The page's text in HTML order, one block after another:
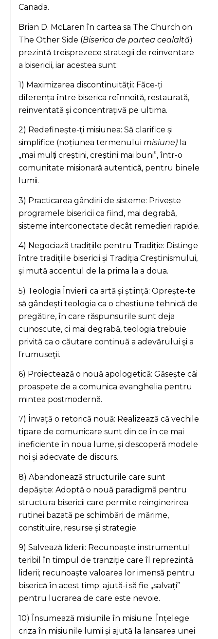
Canada.
Brian D. McLaren în cartea sa The Church on
The Other Side (Biserica de partea cealaltă)
prezintă treisprezece strategii de reinventare
a bisericii, iar acestea sunt:
1) Maximizarea discontinuității: Făce-ți
diferența între biserica reînnoită, restaurată,
reinventată și concentrațivă pe ultima.
2) Redefinește-ți misiunea: Să clarifice și
simplifice (noțiunea termenuluimisiune) la
„mai mulți creștini, creștini mai buni”, într-o
comunitate misionară autentică, pentru binele
lumii.
3) Practicarea gândirii de sisteme: Privește
programele bisericii ca fiind, mai degrabă,
sisteme interconectate decât remedieri rapide.
4) Negociază tradițiile pentru Tradiție: Distinge
între tradițiile bisericii și Tradiția Creștinismului,
și mută accentul de la prima la a doua.
5) Teologia Învierii ca artă și știință: Oprește-te
să gândești teologia ca o chestiune tehnică de
pregătire, în care răspunsurile sunt deja
cunoscute, ci mai degrabă, teologia trebuie
privită ca o căutare continuă a adevărului şi a
frumuseţii.
6) Proiectează o nouă apologetică: Găsește căi
proaspete de a comunica evanghelia pentru
mintea postmodernă.
7) Învață o retorică nouă: Realizează că vechile
tipare de comunicare sunt din ce în ce mai
ineficiente în noua lume, și descoperă modele
noi și adecvate de discurs.
8) Abandonează structurile care sunt
depășite: Adoptă o nouă paradigmă pentru
structura bisericii care permite reinginerirea
rutinei bazată pe schimbări de mărime,
constituire, resurse și strategie.
9) Salvează liderii: Recunoaște instrumentul
teribil în timpul de tranziție care îl reprezintă
liderii; recunoaște valoarea lor imensă pentru
biserică în acest timp; ajută-i să fie „salvați”
pentru lucrarea de care este nevoie.
10) Însumează misiunile în misiune: Înțelege
criza în misiunile lumii și ajută la lansarea unei